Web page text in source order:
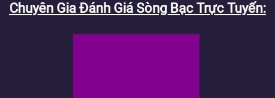
Chuyên Gia Đánh Giá Sòng Bạc Trực Tuyến